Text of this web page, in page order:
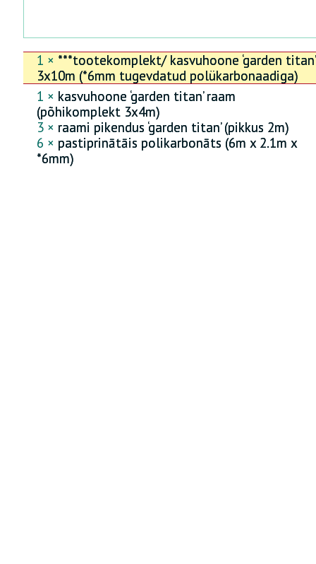
1 × ***tootekomplekt/ kasvuhoone ‘garden titan’
3x10m (*6mm tugevdatud polükarbonaadiga)
1 × kasvuhoone ‘garden titan’ raam
(põhikomplekt 3x4m)
3 × raami pikendus ‘garden titan’ (pikkus 2m)
6 × pastiprinātāis polikarbonāts (6m x 2.1m x
*6mm)